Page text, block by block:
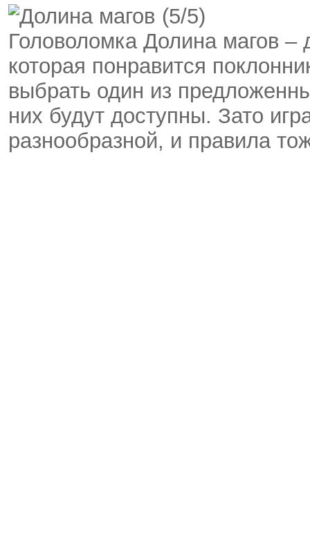
(5/5)
Головоломка Долина магов –
которая понравится
выбрать один из
них будут доступны. Зато
разнообразной, и правила